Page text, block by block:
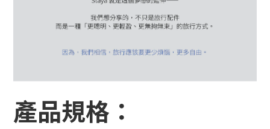
產品規格：